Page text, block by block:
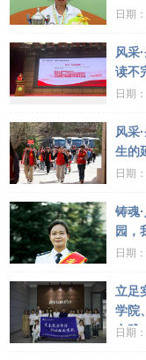
风采
读不
风采
生的
铸魂
园，
立足
学院
实践